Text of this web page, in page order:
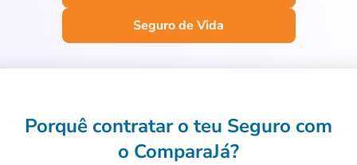
Seguro de Vida
Porquê contratar o teu Seguro com
o ComparaJá?